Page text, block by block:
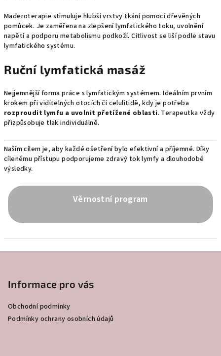
Maderoterapie stimuluje hlubší vrstvy tkání pomocí dřevěných
pomůcek. Je zaměřena na zlepšení lymfatického toku, uvolnění
napětí a podporu metabolismu podkoží. Citlivost se liší podle stavu
lymfatického systému.
Ruční lymfatická masáž
Nejjemnější forma práce s lymfatickým systémem. Ideálním prvním
krokem při viditelných otocích či celulitidě, kdy je potřeba
rozproudit lymfu a uvolnit přetížené oblasti. Terapeutka vždy
přizpůsobuje tlak individuálně.
Naším cílem je, aby každé ošetření bylo efektivní a příjemné. Díky
cílenému přístupu podporujeme zdravý tok lymfy a dlouhodobé
výsledky.
Věrnostní program
Informace pro vás
Obchodní podmínky
Podmínky ochrany osobních údajů